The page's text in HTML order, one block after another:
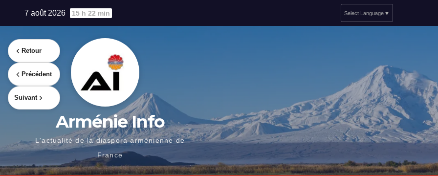
7 août 2026 15 h 22 min Select Language ▼
Arménie Info
L'actualité de la diaspora arménienne de
France
Retour
Précédent
Suivant